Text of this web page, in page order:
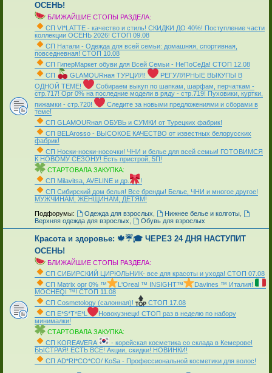
ОСЕНЬ!
БЛИЖАЙШИЕ СТОПЫ РАЗДЕЛА:
СП VI*LATTE - качество и стиль! СКИДКИ ДО 40%! Поступление части
коллекции ОСЕНЬ 2026! СТОП 09.08
СП Натали - Одежда для всей семьи: домашняя, спортивная,
повседневная! СТОП 10.08
СП ГиперМаркет обуви для Всей Семьи - НеПоСеДа! СТОП 12.08
СП
GLAMOURная ТУРЦИЯ!
РЕГУЛЯРНЫЕ ВЫКУПЫ В
ОДНОЙ ТЕМЕ!
Собираем выкуп по шапкам, шарфам, перчаткам -
стр.717! Орг 0% на последние модели в ряду - стр.719! Пуховики, куртки,
пижамки - стр.720!
Следите за новыми предложениями и сборами в
теме!
СП GLAMOURная ОБУВЬ и СУМКИ от Турецких фабрик!
СП ВЕLАrosso - ВЫСОКОЕ КАЧЕСТВО от известных белорусских
фабрик!
СП Носки-носки-носочки! ЧНИ и белье для всей семьи! ГОТОВИМСЯ
К НОВОМУ СЕЗОНУ! Есть пристрой, 5П!
СТАРТОВАЛА ЗАКУПКА:
СП Мilavitsа, AVELINE и др.
!
СП Сибирский дом белья! Все бренды! Белье, ЧНИ и многое другое!
МУЖЧИНАМ, ЖЕНЩИНАМ, ДЕТЯМ!
Подфорумы: Одежда для взрослых Нижнее белье и колготы,
Верхняя одежда для взрослых
Обувь для взрослых
Красота и здоровье: 🍁☔🎓 ЧЕРЕЗ 24 ДНЯ НАСТУПИТ
ОСЕНЬ!
БЛИЖАЙШИЕ СТОПЫ РАЗДЕЛА:
СП СИБИРСКИЙ ЦИРЮЛЬНИК- все для красоты и ухода! СТОП 07.08
СП Matrix орг 0% ™
L'Oreal ™ INSIGHT™
Davines ™ Италия!
MOCHEQI ™! СТОП 11.08
СП Cosmetology (салонная)!
СТОП 17.08
СП Е*S*T*Е*L
Новокузнецк! СТОП раз в неделю по набору
минималки!
СТАРТОВАЛА ЗАКУПКА:
СП KOREAVERA
- корейская косметика со склада в Кемерове!
БЫСТРАЯ! ЕСТЬ ВСЁ! Акции, скидки! НОВИНКИ!
СП AD*RI*CO*CO/ KoSa - Профессиональной косметики для волос!